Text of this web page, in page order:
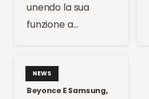
unendo la sua
funzione a…
NEWS
Beyonce E Samsung,